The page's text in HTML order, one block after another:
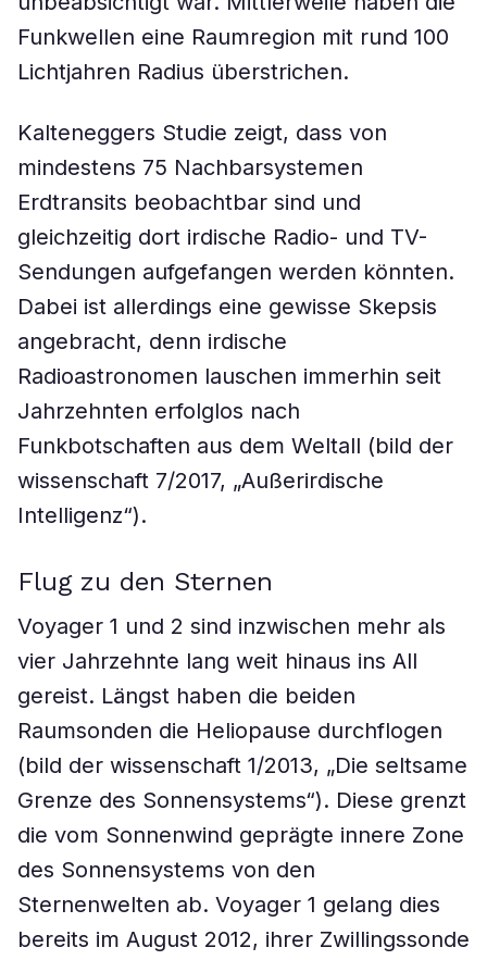
Funkwellen eine Raumregion mit rund 100
Lichtjahren Radius überstrichen.
Kalteneggers Studie zeigt, dass von
mindestens 75 Nachbarsystemen
Erdtransits beobachtbar sind und
gleichzeitig dort irdische Radio- und TV-
Sendungen aufgefangen werden könnten.
Dabei ist allerdings eine gewisse Skepsis
angebracht, denn irdische
Radioastronomen lauschen immerhin seit
Jahrzehnten erfolglos nach
Funkbotschaften aus dem Weltall (bild der
wissenschaft 7/2017, „Außerirdische
Intelligenz“).
Flug zu den Sternen
Voyager 1 und 2 sind inzwischen mehr als
vier Jahrzehnte lang weit hinaus ins All
gereist. Längst haben die beiden
Raumsonden die Heliopause durchflogen
(bild der wissenschaft 1/2013, „Die seltsame
Grenze des Sonnensystems“). Diese grenzt
die vom Sonnenwind geprägte innere Zone
des Sonnensystems von den
Sternenwelten ab. Voyager 1 gelang dies
bereits im August 2012, ihrer Zwillingssonde